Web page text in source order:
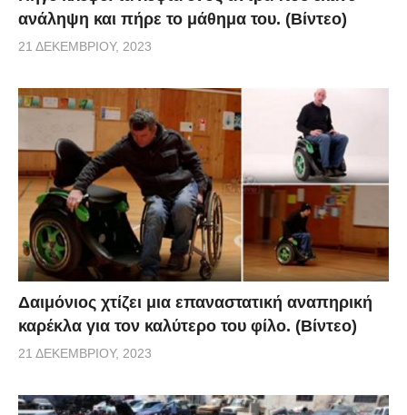
ανάληψη και πήρε το μάθημα του. (Βίντεο)
21 ΔΕΚΕΜΒΡΊΟΥ, 2023
Δαιμόνιος χτίζει μια επαναστατική αναπηρική
καρέκλα για τον καλύτερο του φίλο. (Βίντεο)
21 ΔΕΚΕΜΒΡΊΟΥ, 2023